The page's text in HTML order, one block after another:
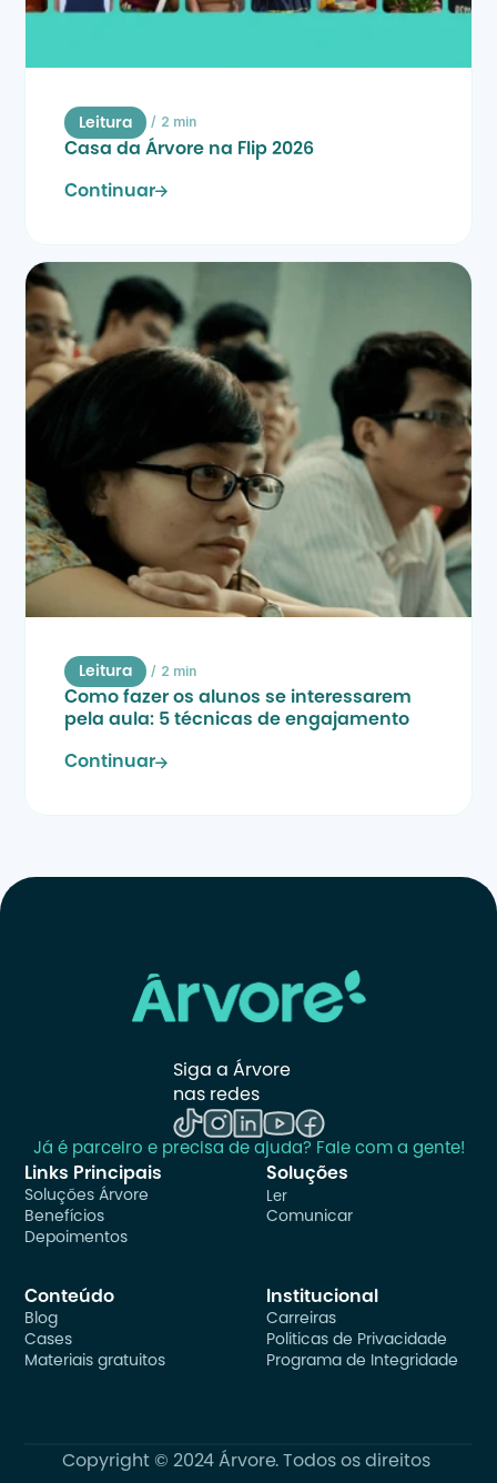
Leitura / 2 min
Casa da Árvore na Flip 2026
Continuar
Leitura / 2 min
Como fazer os alunos se interessarem
pela aula: 5 técnicas de engajamento
Continuar
Siga a Árvore
nas redes
Já é parceiro e precisa de ajuda? Fale com a gente!
Links Principais
Soluções Árvore
Benefícios
Depoimentos
Soluções
Ler
Comunicar
Conteúdo
Blog
Cases
Materiais gratuitos
Institucional
Carreiras
Politicas de Privacidade
Programa de Integridade
Copyright © 2024 Árvore. Todos os direitos